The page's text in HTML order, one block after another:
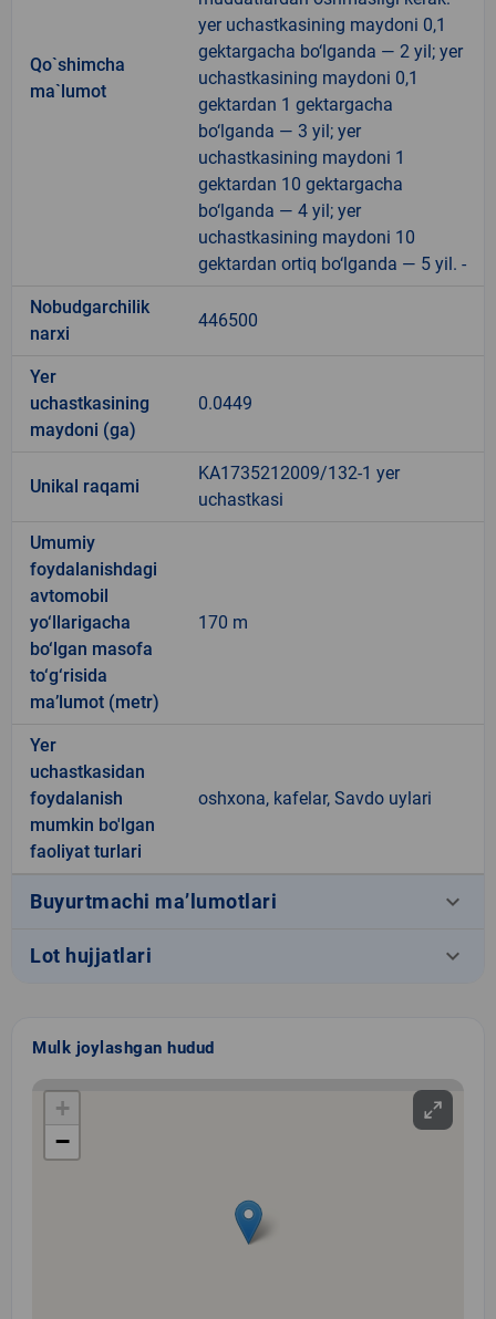
Qo`shimcha
ma`lumot
yer uchastkasining maydoni 0,1
gektargacha bo‘lganda — 2 yil; yer
uchastkasining maydoni 0,1
gektardan 1 gektargacha
bo‘lganda — 3 yil; yer
uchastkasining maydoni 1
gektardan 10 gektargacha
bo‘lganda — 4 yil; yer
uchastkasining maydoni 10
gektardan ortiq bo‘lganda — 5 yil. -
Nobudgarchilik
narxi
446500
Yer
uchastkasining
maydoni (ga)
0.0449
Unikal raqami
KA1735212009/132-1 yer
uchastkasi
Umumiy
foydalanishdagi
avtomobil
yo‘llarigacha
bo‘lgan masofa
to‘g‘risida
ma’lumot (metr)
170 m
Yer
uchastkasidan
foydalanish
mumkin bo'lgan
faoliyat turlari
oshxona, kafelar, Savdo uylari
Buyurtmachi ma’lumotlari keyboard_arrow_down
Lot hujjatlari keyboard_arrow_down
Mulk joylashgan hudud
+
−